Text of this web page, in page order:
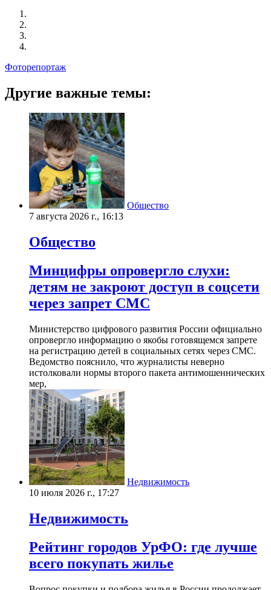
Фоторепортаж
Другие важные темы:
Общество
7 августа 2026 г., 16:13
Общество
Минцифры опровергло слухи:
детям не закроют доступ в соцсети
через запрет СМС
Министерство цифрового развития России официально
опровергло информацию о якобы готовящемся запрете
на регистрацию детей в социальных сетях через СМС.
Ведомство пояснило, что журналисты неверно
истолковали нормы второго пакета антимошеннических
мер,
Недвижимость
10 июля 2026 г., 17:27
Недвижимость
Рейтинг городов УрФО: где лучше
всего покупать жилье